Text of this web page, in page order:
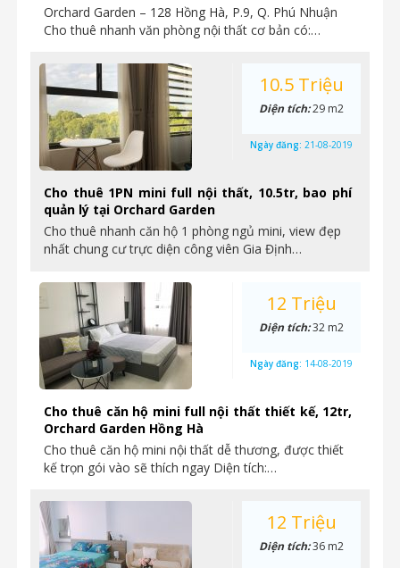
Orchard Garden – 128 Hồng Hà, P.9, Q. Phú Nhuận
Cho thuê nhanh văn phòng nội thất cơ bản có:…
Cho thuê 1PN mini full nội thất, 10.5tr, bao phí
quản lý tại Orchard Garden
Cho thuê nhanh căn hộ 1 phòng ngủ mini, view đẹp
nhất chung cư trực diện công viên Gia Định…
10.5 Triệu
Diện tích:29 m2
Ngày đăng: 21-08-2019
Cho thuê căn hộ mini full nội thất thiết kế, 12tr,
Orchard Garden Hồng Hà
Cho thuê căn hộ mini nội thất dễ thương, được thiết
kế trọn gói vào sẽ thích ngay Diện tích:…
12 Triệu
Diện tích:32 m2
Ngày đăng: 14-08-2019
12 Triệu
Diện tích:36 m2